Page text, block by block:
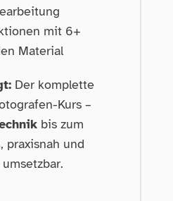
mit 6+
Material
Der komplette
Kurs –
bis zum
, praxisnah und